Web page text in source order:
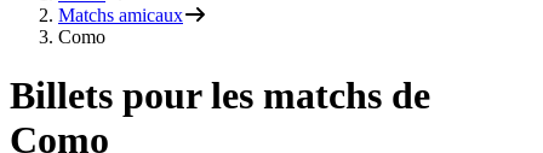
Matchs amicaux
Como
Billets pour les matchs de
Como